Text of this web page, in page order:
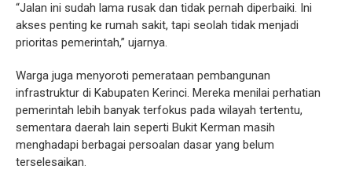
“Jalan ini sudah lama rusak dan tidak pernah diperbaiki. Ini
akses penting ke rumah sakit, tapi seolah tidak menjadi
prioritas pemerintah,” ujarnya.
Warga juga menyoroti pemerataan pembangunan
infrastruktur di Kabupaten Kerinci. Mereka menilai perhatian
pemerintah lebih banyak terfokus pada wilayah tertentu,
sementara daerah lain seperti Bukit Kerman masih
menghadapi berbagai persoalan dasar yang belum
terselesaikan.